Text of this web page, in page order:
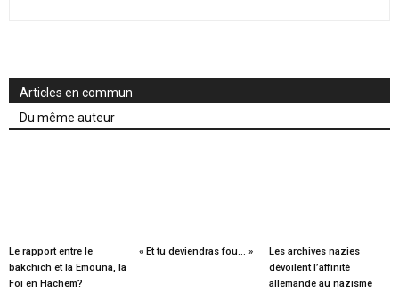
Articles en commun
Du même auteur
Le rapport entre le
bakchich et la Emouna, la
Foi en Hachem?
« Et tu deviendras fou… »
Les archives nazies
dévoilent l’affinité
allemande au nazisme